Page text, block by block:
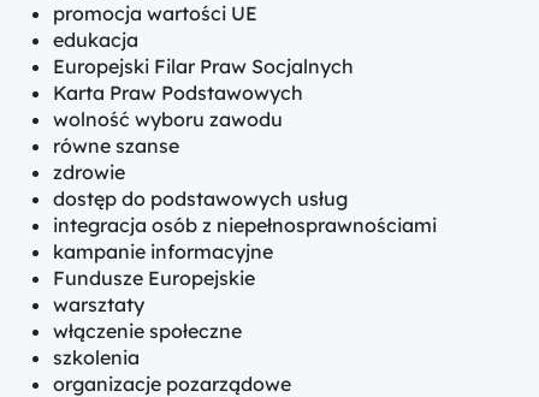
promocja wartości UE
edukacja
Europejski Filar Praw Socjalnych
Karta Praw Podstawowych
wolność wyboru zawodu
równe szanse
zdrowie
dostęp do podstawowych usług
integracja osób z niepełnosprawnościami
kampanie informacyjne
Fundusze Europejskie
warsztaty
włączenie społeczne
szkolenia
organizacje pozarządowe